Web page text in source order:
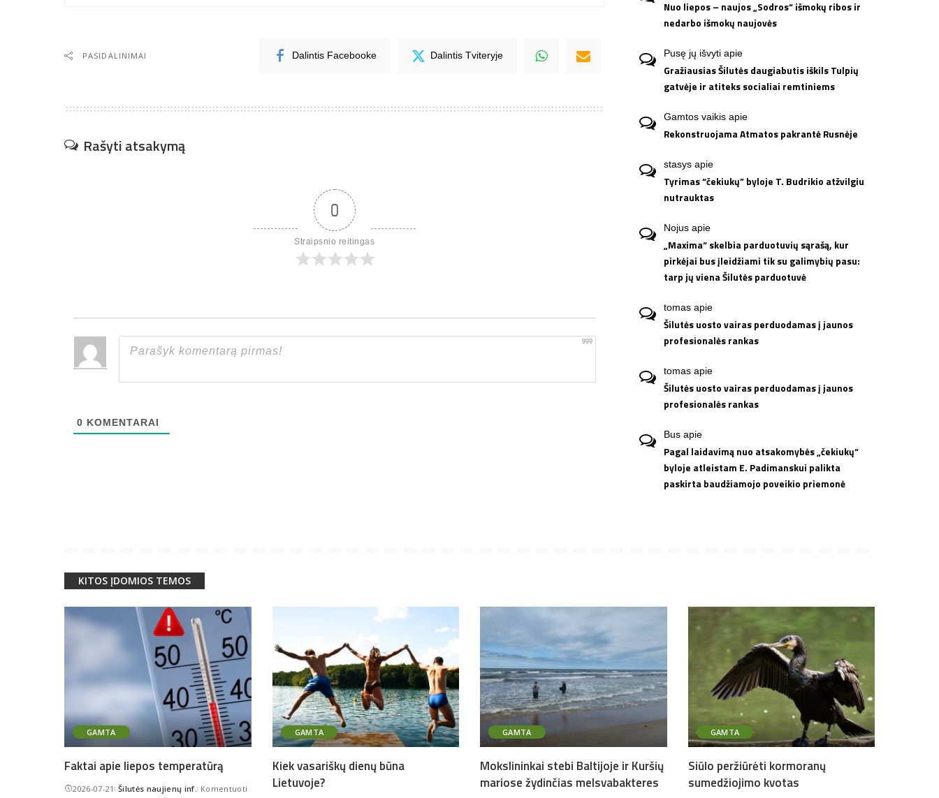
PASIDALINIMAI Dalintis Facebooke Dalintis Tviteryje
Rašyti atsakymą
0
Straipsnio reitingas
999
0 KOMENTARAI
Nuo liepos – naujos „Sodros“ išmokų ribos ir
nedarbo išmokų naujovės
Pusę jų išvyti apie
Gražiausias Šilutės daugiabutis iškils Tulpių
gatvėje ir atiteks socialiai remtiniems
Gamtos vaikis apie
Rekonstruojama Atmatos pakrantė Rusnėje
stasys apie
Tyrimas “čekiukų” byloje T. Budrikio atžvilgiu
nutrauktas
Nojus apie
„Maxima“ skelbia parduotuvių sąrašą, kur
pirkėjai bus įleidžiami tik su galimybių pasu:
tarp jų viena Šilutės parduotuvė
tomas apie
Šilutės uosto vairas perduodamas į jaunos
profesionalės rankas
tomas apie
Šilutės uosto vairas perduodamas į jaunos
profesionalės rankas
Bus apie
Pagal laidavimą nuo atsakomybės „čekiukų“
byloje atleistam E. Padimanskui palikta
paskirta baudžiamojo poveikio priemonė
KITOS ĮDOMIOS TEMOS
GAMTA
Faktai apie liepos temperatūrą
2026-07-21 Posted
Šilutės naujienų inf. Komentuoti
GAMTA
Kiek vasariškų dienų būna
Lietuvoje?
GAMTA
Mokslininkai stebi Baltijoje ir Kuršių
mariose žydinčias melsvabakteres
GAMTA
Siūlo peržiūrėti kormoranų
sumedžiojimo kvotas